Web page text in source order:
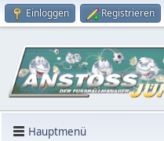
Einloggen Registrieren
Hauptmenü